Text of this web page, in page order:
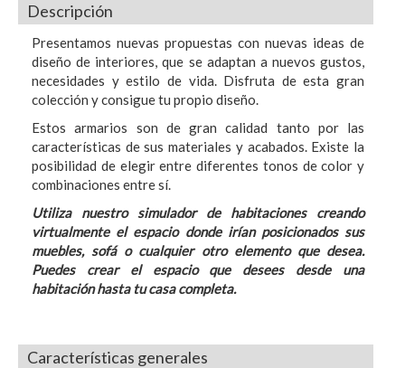
Descripción
Presentamos nuevas propuestas con nuevas ideas de
diseño de interiores, que se adaptan a nuevos gustos,
necesidades y estilo de vida. Disfruta de esta gran
colección y consigue tu propio diseño.
Estos armarios son de gran calidad tanto por las
características de sus materiales y acabados. Existe la
posibilidad de elegir entre diferentes tonos de color y
combinaciones entre sí.
Utiliza nuestro simulador de habitaciones creando
virtualmente el espacio donde irían posicionados sus
muebles, sofá o cualquier otro elemento que desea.
Puedes crear el espacio que desees desde una
habitación hasta tu casa completa.
Características generales